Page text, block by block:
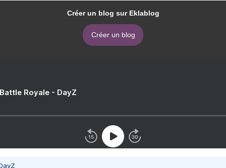
Créer un blog sur Eklablog
Créer un blog
Royale - DayZ